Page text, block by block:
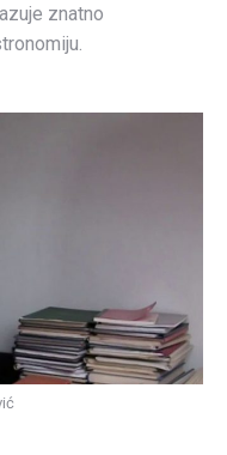
znatno